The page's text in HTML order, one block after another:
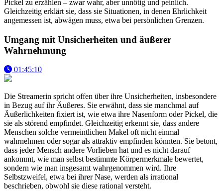
Pickel zu erzählen – zwar wahr, aber unnötig und peinlich.
Gleichzeitig erklärt sie, dass sie Situationen, in denen Ehrlichkeit
angemessen ist, abwägen muss, etwa bei persönlichen Grenzen.
Umgang mit Unsicherheiten und äußerer
Wahrnehmung
01:45:10
Die Streamerin spricht offen über ihre Unsicherheiten, insbesondere
in Bezug auf ihr Äußeres. Sie erwähnt, dass sie manchmal auf
Äußerlichkeiten fixiert ist, wie etwa ihre Nasenform oder Pickel, die
sie als störend empfindet. Gleichzeitig erkennt sie, dass andere
Menschen solche vermeintlichen Makel oft nicht einmal
wahrnehmen oder sogar als attraktiv empfinden könnten. Sie betont,
dass jeder Mensch andere Vorlieben hat und es nicht darauf
ankommt, wie man selbst bestimmte Körpermerkmale bewertet,
sondern wie man insgesamt wahrgenommen wird. Ihre
Selbstzweifel, etwa bei ihrer Nase, werden als irrational
beschrieben, obwohl sie diese rational versteht.